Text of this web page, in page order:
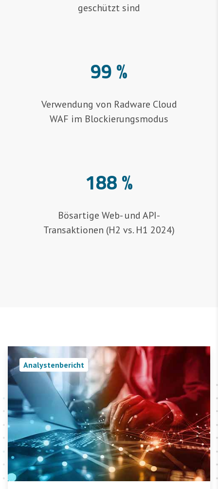
geschützt sind
99 %
Verwendung von Radware Cloud
WAF im Blockierungsmodus
188 %
Bösartige Web- und API-
Transaktionen (H2 vs. H1 2024)
Analystenbericht